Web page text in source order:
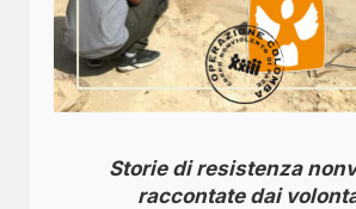
Storie di resistenza
raccontate dai